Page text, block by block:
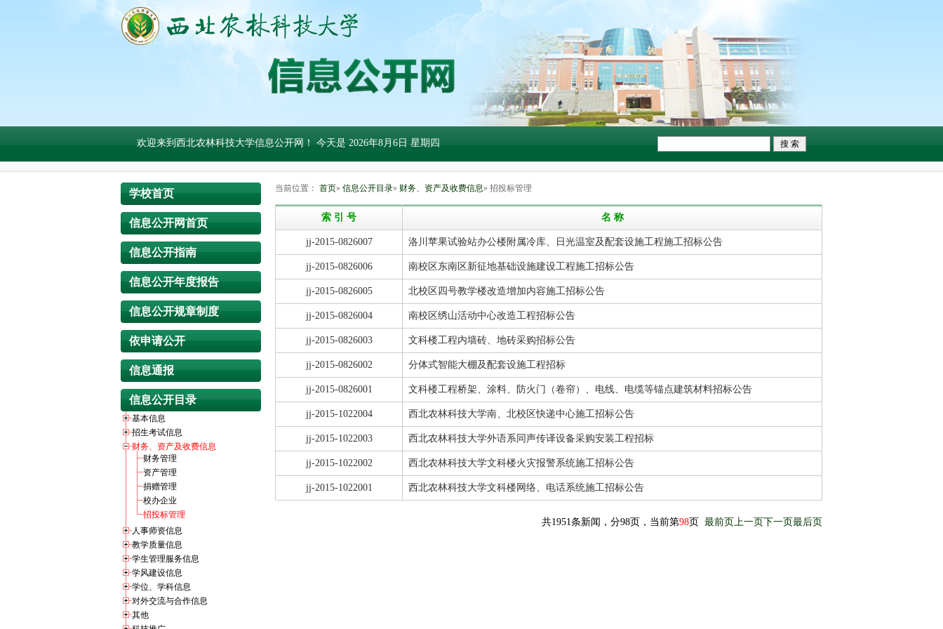
欢迎来到西北农林科技大学信息公开网！ 今天是 2026年8月6日 星期四
学校首页
信息公开网首页
信息公开指南
信息公开年度报告
信息公开规章制度
依申请公开
信息通报
信息公开目录
基本信息
招生考试信息
财务、资产及收费信息
财务管理
资产管理
捐赠管理
校办企业
招投标管理
人事师资信息
教学质量信息
学生管理服务信息
学风建设信息
学位、学科信息
对外交流与合作信息
其他
当前位置： 首页» 信息公开目录» 财务、资产及收费信息» 招投标管理
索 引 号 名 称
jj-2015-0826007 洛川苹果试验站办公楼附属冷库、日光温室及配套设施工程施工招标公告
jj-2015-0826006 南校区东南区新征地基础设施建设工程施工招标公告
jj-2015-0826005 北校区四号教学楼改造增加内容施工招标公告
jj-2015-0826004 南校区绣山活动中心改造工程招标公告
jj-2015-0826003 文科楼工程内墙砖、地砖采购招标公告
jj-2015-0826002 分体式智能大棚及配套设施工程招标
jj-2015-0826001 文科楼工程桥架、涂料、防火门（卷帘）、电线、电缆等锚点建筑材料招标公告
jj-2015-1022004 西北农林科技大学南、北校区快递中心施工招标公告
jj-2015-1022003 西北农林科技大学外语系同声传译设备采购安装工程招标
jj-2015-1022002 西北农林科技大学文科楼火灾报警系统施工招标公告
jj-2015-1022001 西北农林科技大学文科楼网络、电话系统施工招标公告
共1951条新闻，分98页，当前第98页 最前页上一页下一页最后页